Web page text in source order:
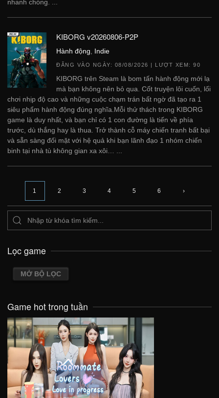
nhanh chóng. ...
KIBORG v20260806-P2P
Hành động Indie
ĐĂNG VÀO NGÀY: 08/08/2026 | LƯỢT XEM: 90
KIBORG trên Steam là bom tấn hành động mới lạ
mà bạn không nên bỏ qua. Cốt truyện lôi cuốn, lối
chơi nhịp độ cao và những cuộc chạm trán bất ngờ đã tạo ra 1
siêu phẩm hành động đúng nghĩa.Mỗi thử thách trong KIBORG
game là duy nhất, và bạn chỉ có 1 con đường là tiến về phía
trước, dù thắng hay là thua. Trở thành cỗ máy chiến tranh bất bại
và sẵn sàng đối mặt với hệ quả khi bạn lãnh đạo 1 nhóm chiến
binh tại nhà tù không gian xa xôi… ...
1 2 3 4 5 6 ›
Lọc game
MỞ BỘ LỌC
Game hot trong tuần
VIEW